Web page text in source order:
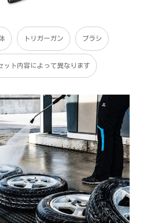
トリガーガン ブラシ
ット内容によって異なります